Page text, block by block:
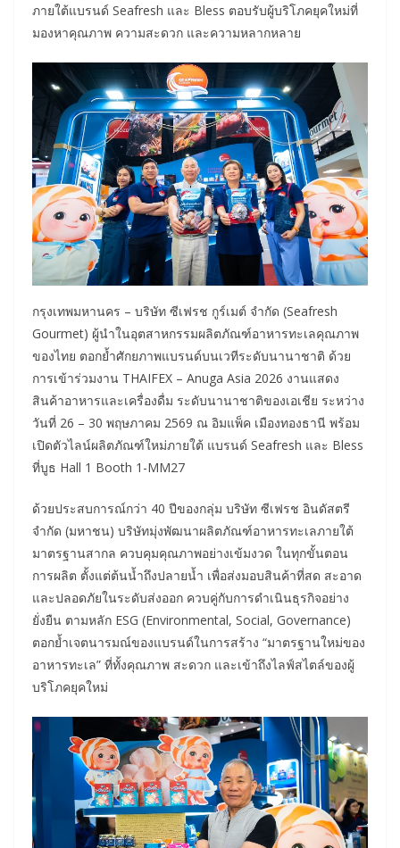
ภายใต้แบรนด์ Seafresh และ Bless ตอบรับผู้บริโภคยุคใหม่ที่
มองหาคุณภาพ ความสะดวก และความหลากหลาย
กรุงเทพมหานคร – บริษัท ซีเฟรช กูร์เมต์ จำกัด (Seafresh
Gourmet) ผู้นำในอุตสาหกรรมผลิตภัณฑ์อาหารทะเลคุณภาพ
ของไทย ตอกย้ำศักยภาพแบรนด์บนเวทีระดับนานาชาติ ด้วย
การเข้าร่วมงาน THAIFEX – Anuga Asia 2026 งานแสดง
สินค้าอาหารและเครื่องดื่ม ระดับนานาชาติของเอเชีย ระหว่าง
วันที่ 26 – 30 พฤษภาคม 2569 ณ อิมแพ็ค เมืองทองธานี พร้อม
เปิดตัวไลน์ผลิตภัณฑ์ใหม่ภายใต้ แบรนด์ Seafresh และ Bless
ที่บูธ Hall 1 Booth 1-MM27
ด้วยประสบการณ์กว่า 40 ปีของกลุ่ม บริษัท ซีเฟรช อินดัสตรี
จำกัด (มหาชน) บริษัทมุ่งพัฒนาผลิตภัณฑ์อาหารทะเลภายใต้
มาตรฐานสากล ควบคุมคุณภาพอย่างเข้มงวด ในทุกขั้นตอน
การผลิต ตั้งแต่ต้นน้ำถึงปลายน้ำ เพื่อส่งมอบสินค้าที่สด สะอาด
และปลอดภัยในระดับส่งออก ควบคู่กับการดำเนินธุรกิจอย่าง
ยั่งยืน ตามหลัก ESG (Environmental, Social, Governance)
ตอกย้ำเจตนารมณ์ของแบรนด์ในการสร้าง “มาตรฐานใหม่ของ
อาหารทะเล” ที่ทั้งคุณภาพ สะดวก และเข้าถึงไลฟ์สไตล์ของผู้
บริโภคยุคใหม่